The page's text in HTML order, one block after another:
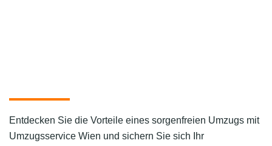
Entdecken Sie die Vorteile eines sorgenfreien Umzugs mit
Umzugsservice Wien und sichern Sie sich Ihr